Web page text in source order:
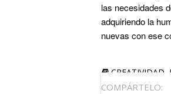
las necesidades
adquiriendo la
nuevas con ese
CREATIVIDAD
COMPÁRTELO: